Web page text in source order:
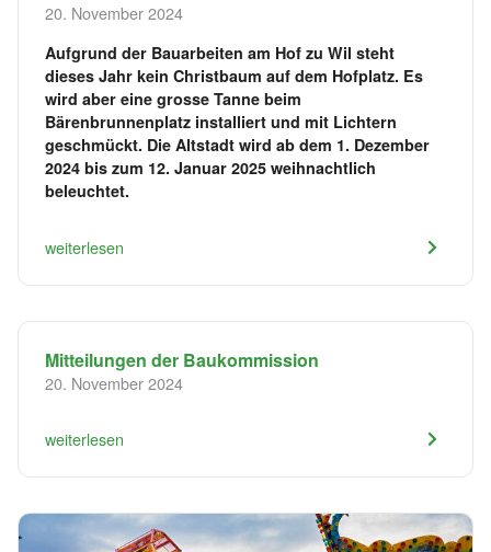
20. November 2024
Aufgrund der Bauarbeiten am Hof zu Wil steht
dieses Jahr kein Christbaum auf dem Hofplatz. Es
wird aber eine grosse Tanne beim
Bärenbrunnenplatz installiert und mit Lichtern
geschmückt. Die Altstadt wird ab dem 1. Dezember
2024 bis zum 12. Januar 2025 weihnachtlich
beleuchtet.
weiterlesen
Mitteilungen der Baukommission
20. November 2024
weiterlesen